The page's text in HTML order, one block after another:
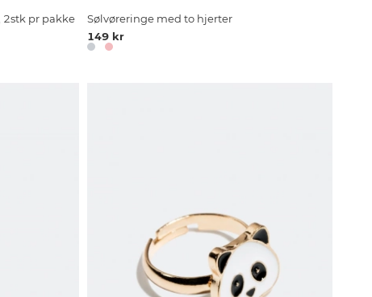
2stk pr pakke
Sølvøreringe med to hjerter
149 kr